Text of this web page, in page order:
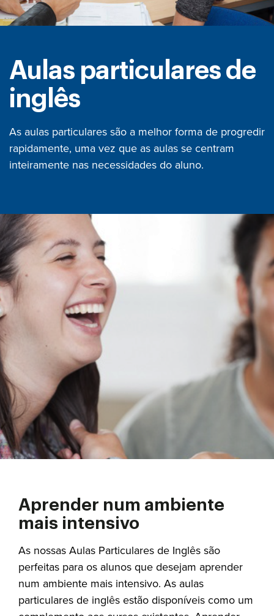
Aulas particulares de
inglês
As aulas particulares são a melhor forma de progredir
rapidamente, uma vez que as aulas se centram
inteiramente nas necessidades do aluno.
Aprender num ambiente
mais intensivo
As nossas Aulas Particulares de Inglês são
perfeitas para os alunos que desejam aprender
num ambiente mais intensivo. As aulas
particulares de inglês estão disponíveis como um